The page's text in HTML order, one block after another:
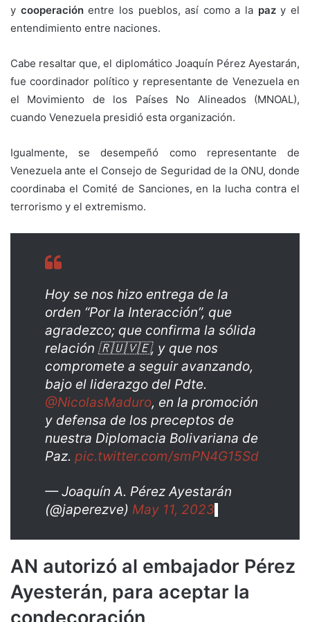
y cooperaciónentre los pueblos, así como a la pazy el
entendimiento entre naciones.
Cabe resaltar que, el diplomático Joaquín Pérez Ayestarán,
fue coordinador político y representante de Venezuela en
el Movimiento de los Países No Alineados (MNOAL),
cuando Venezuela presidió esta organización.
Igualmente, se desempeñó como representante de
Venezuela ante el Consejo de Seguridad de la ONU, donde
coordinaba el Comité de Sanciones, en la lucha contra el
terrorismo y el extremismo.
Hoy se nos hizo entrega de la
orden “Por la Interacción”, que
agradezco; que confirma la sólida
relación 🇷🇺🇻🇪, y que nos
compromete a seguir avanzando,
bajo el liderazgo del Pdte.
@NicolasMaduro, en la promoción
y defensa de los preceptos de
nuestra Diplomacia Bolivariana de
Paz. pic.twitter.com/smPN4G15Sd
— Joaquín A. Pérez Ayestarán
(@japerezve) May 11, 2023
AN autorizó al embajador Pérez
Ayesterán, para aceptar la